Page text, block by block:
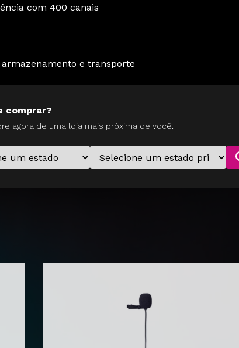
com 400 canais
armazenamento e transporte
comprar?
agora de uma loja mais próxima de você.